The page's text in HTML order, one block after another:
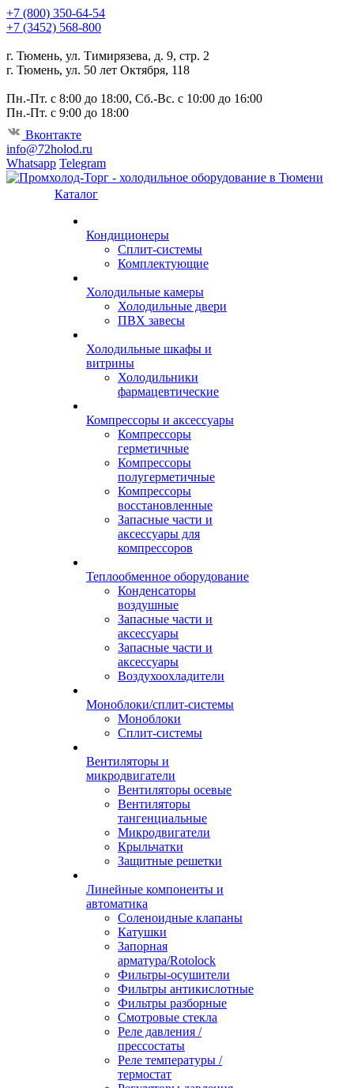
+7 (800) 350-64-54
+7 (3452) 568-800
г. Тюмень, ул. Тимирязева, д. 9, стр. 2
г. Тюмень, ул. 50 лет Октября, 118
Пн.-Пт. с 8:00 до 18:00, Сб.-Вс. с 10:00 до 16:00
Пн.-Пт. с 9:00 до 18:00
Вконтакте
info@72holod.ru
Whatsapp Telegram
Каталог
Кондиционеры
Сплит-системы
Комплектующие
Холодильные камеры
Холодильные двери
ПВХ завесы
Холодильные шкафы и
витрины
Холодильники
фармацевтические
Компрессоры и аксессуары
Компрессоры
герметичные
Компрессоры
полугерметичные
Компрессоры
восстановленные
Запасные части и
аксессуары для
компрессоров
Теплообменное оборудование
Конденсаторы
воздушные
Запасные части и
аксессуары
Запасные части и
аксессуары
Воздухоохладители
Моноблоки/сплит-системы
Моноблоки
Сплит-системы
Вентиляторы и
микродвигатели
Вентиляторы осевые
Вентиляторы
тангенциальные
Микродвигатели
Крыльчатки
Защитные решетки
Линейные компоненты и
автоматика
Соленоидные клапаны
Катушки
Запорная
арматура/Rotolock
Фильтры-осушители
Фильтры антикислотные
Фильтры разборные
Смотровые стекла
Реле давления /
прессостаты
Реле температуры /
термостат